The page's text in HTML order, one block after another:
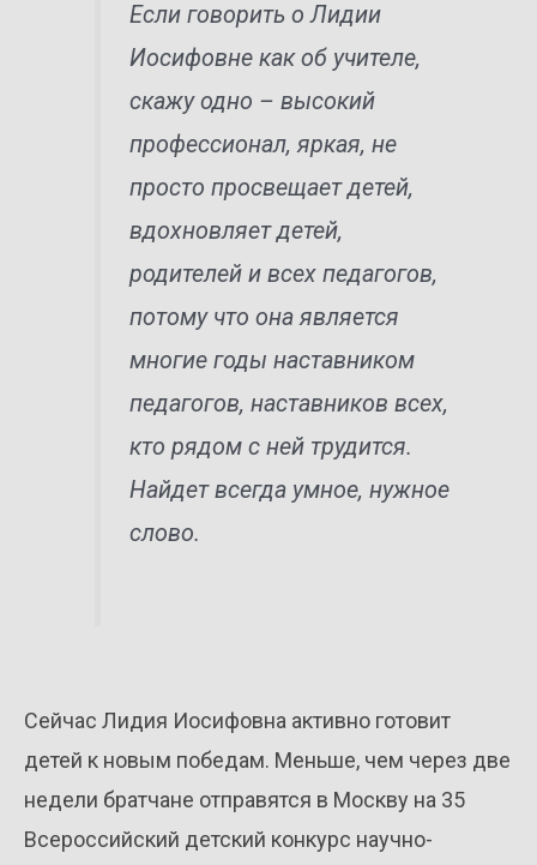
Если говорить о Лидии
Иосифовне как об учителе,
скажу одно – высокий
профессионал, яркая, не
просто просвещает детей,
вдохновляет детей,
родителей и всех педагогов,
потому что она является
многие годы наставником
педагогов, наставников всех,
кто рядом с ней трудится.
Найдет всегда умное, нужное
слово.
Сейчас Лидия Иосифовна активно готовит
детей к новым победам. Меньше, чем через две
недели братчане отправятся в Москву на 35
Всероссийский детский конкурс научно-